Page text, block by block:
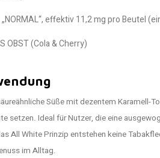
effektiv 11,2 mg pro Beutel
OBST (Cola & Cherry)
Süße mit dezentem Karamell-
setzen. Ideal für Nutzer, die eine
All White Prinzip entstehen keine
im Alltag.